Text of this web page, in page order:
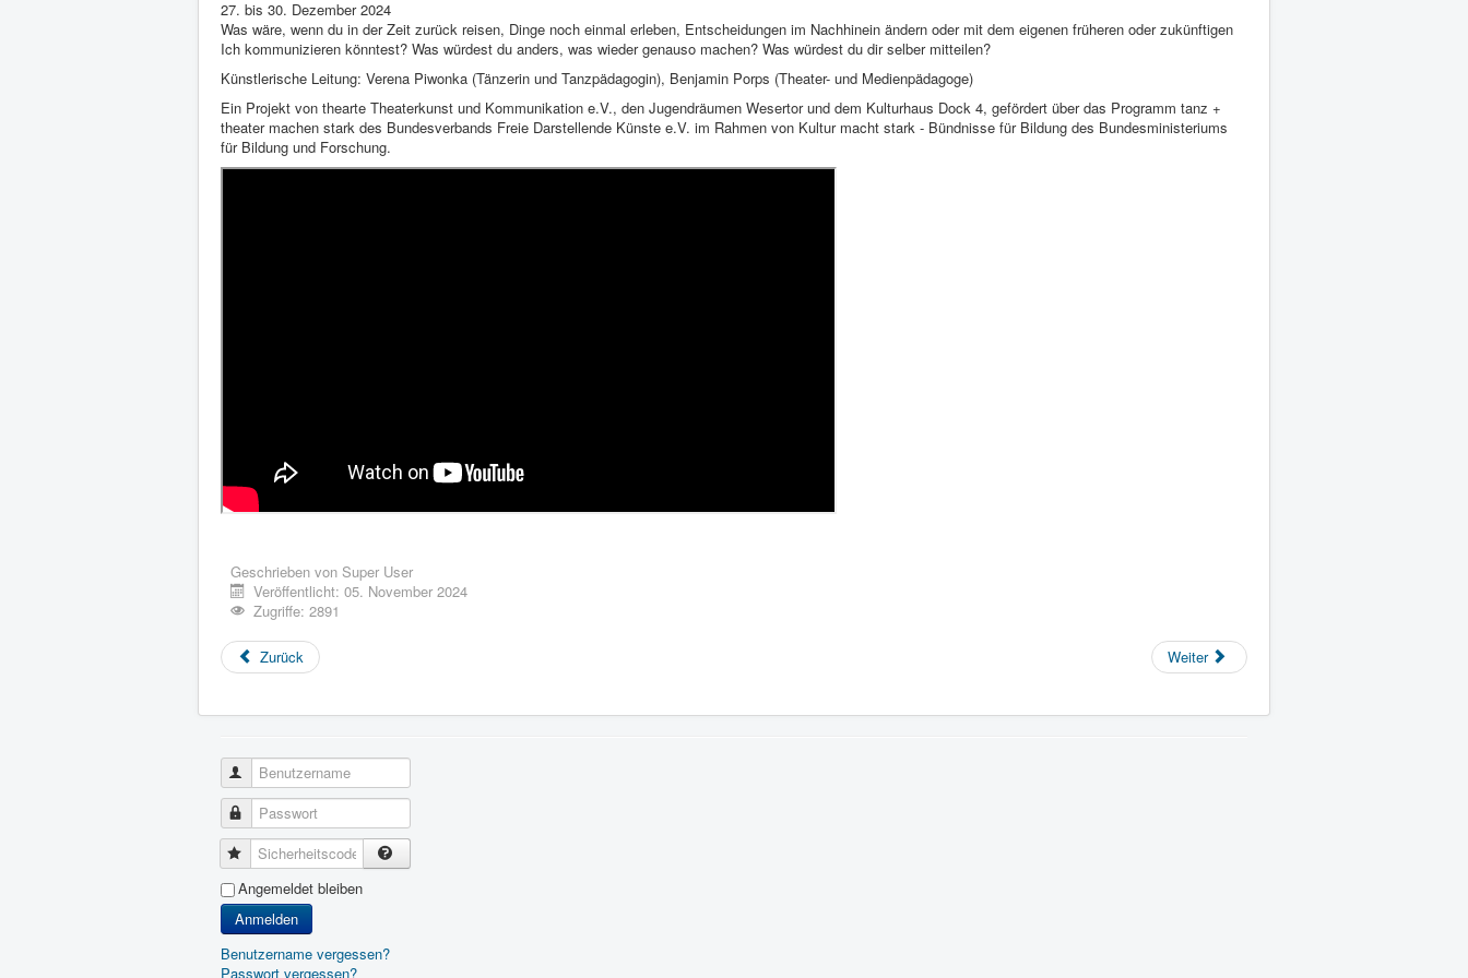
27. bis 30. Dezember 2024
Was wäre, wenn du in der Zeit zurück reisen, Dinge noch einmal erleben, Entscheidungen im Nachhinein ändern oder mit dem eigenen früheren oder zukünftigen
Ich kommunizieren könntest? Was würdest du anders, was wieder genauso machen? Was würdest du dir selber mitteilen?
Künstlerische Leitung: Verena Piwonka (Tänzerin und Tanzpädagogin), Benjamin Porps (Theater- und Medienpädagoge)
Ein Projekt von thearte Theaterkunst und Kommunikation e.V., den Jugendräumen Wesertor und dem Kulturhaus Dock 4, gefördert über das Programm tanz +
theater machen stark des Bundesverbands Freie Darstellende Künste e.V. im Rahmen von Kultur macht stark - Bündnisse für Bildung des Bundesministeriums
für Bildung und Forschung.
Geschrieben von Super User
Veröffentlicht: 05. November 2024
Zugriffe: 2891
Zurück Weiter
Benutzername
Passwort
Sicherheitscode
Angemeldet bleiben
Anmelden
Benutzername vergessen?
Passwort vergessen?